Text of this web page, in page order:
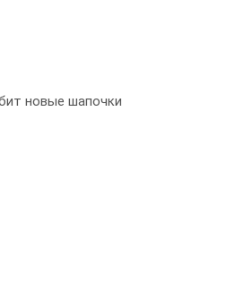
новые шапочки